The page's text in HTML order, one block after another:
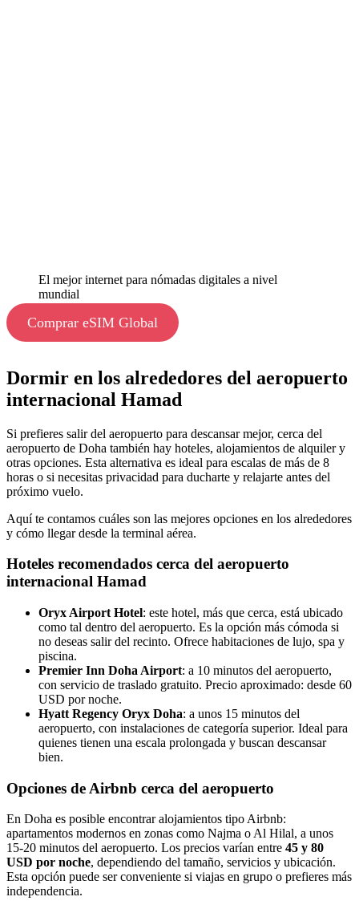
El mejor internet para nómadas digitales a nivel
mundial
Comprar eSIM Global
Dormir en los alrededores del aeropuerto
internacional Hamad
Si prefieres salir del aeropuerto para descansar mejor, cerca del
aeropuerto de Doha también hay hoteles, alojamientos de alquiler y
otras opciones. Esta alternativa es ideal para escalas de más de 8
horas o si necesitas privacidad para ducharte y relajarte antes del
próximo vuelo.
Aquí te contamos cuáles son las mejores opciones en los alrededores
y cómo llegar desde la terminal aérea.
Hoteles recomendados cerca del aeropuerto
internacional Hamad
Oryx Airport Hotel: este hotel, más que cerca, está ubicado
como tal dentro del aeropuerto. Es la opción más cómoda si
no deseas salir del recinto. Ofrece habitaciones de lujo, spa y
piscina.
Premier Inn Doha Airport: a 10 minutos del aeropuerto,
con servicio de traslado gratuito. Precio aproximado: desde 60
USD por noche.
Hyatt Regency Oryx Doha: a unos 15 minutos del
aeropuerto, con instalaciones de categoría superior. Ideal para
quienes tienen una escala prolongada y buscan descansar
bien.
Opciones de Airbnb cerca del aeropuerto
En Doha es posible encontrar alojamientos tipo Airbnb:
apartamentos modernos en zonas como Najma o Al Hilal, a unos
15-20 minutos del aeropuerto. Los precios varían entre 45 y 80
USD por noche, dependiendo del tamaño, servicios y ubicación.
Esta opción puede ser conveniente si viajas en grupo o prefieres más
independencia.